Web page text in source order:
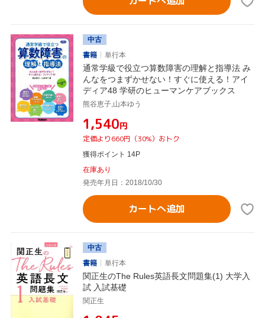
中古
書籍
単行本
通常学級で役立つ算数障害の理解と指導法 み
んなをつまずかせない！すぐに使える！アイ
ディア48 学研のヒューマンケアブックス
熊谷恵子,山本ゆう
¥1,540円
定価より660円（30%）おトク
獲得ポイント 14P
在庫あり
発売年月日：2018/10/30
カートへ追加
中古
書籍
単行本
関正生のThe Rules英語長文問題集(1) 大学入
試 入試基礎
関正生